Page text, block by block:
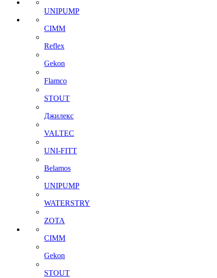
UNIPUMP
CIMM
Reflex
Gekon
Flamco
STOUT
Джилекс
VALTEC
UNI-FITT
Belamos
UNIPUMP
WATERSTRY
ZOTA
CIMM
Gekon
STOUT